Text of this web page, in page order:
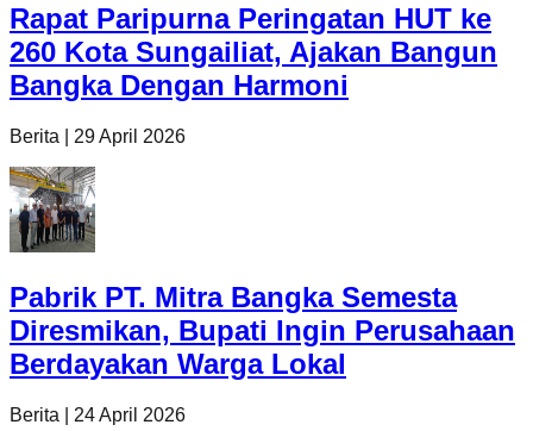
Rapat Paripurna Peringatan HUT ke
260 Kota Sungailiat, Ajakan Bangun
Bangka Dengan Harmoni
Berita 29 April 2026
Pabrik PT. Mitra Bangka Semesta
Diresmikan, Bupati Ingin Perusahaan
Berdayakan Warga Lokal
Berita 24 April 2026